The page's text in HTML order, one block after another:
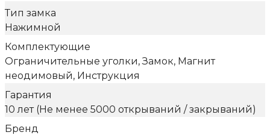
Тип замка
Нажимной
Комплектующие
Ограничительные уголки, Замок, Магнит
неодимовый, Инструкция
Гарантия
10 лет (Не менее 5000 открываний / закрываний)
Бренд